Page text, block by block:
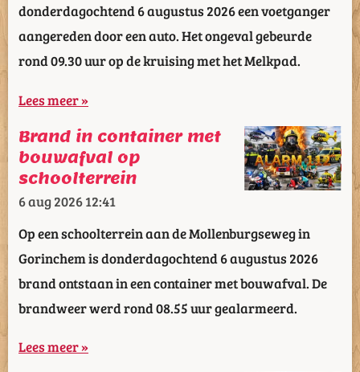
donderdagochtend 6 augustus 2026 een voetganger
aangereden door een auto. Het ongeval gebeurde
rond 09.30 uur op de kruising met het Melkpad.
Lees meer »
Brand in container met
bouwafval op
schoolterrein
6 aug 202612:41
Op een schoolterrein aan de Mollenburgseweg in
Gorinchem is donderdagochtend 6 augustus 2026
brand ontstaan in een container met bouwafval. De
brandweer werd rond 08.55 uur gealarmeerd.
Lees meer »